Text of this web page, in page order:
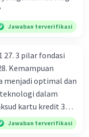
Jawaban terverifikasi
27. 3 pilar fondasi
Kemampuan
menjadi optimal dan
dalam
kartu kredit 30.
di bidang
Jawaban terverifikasi